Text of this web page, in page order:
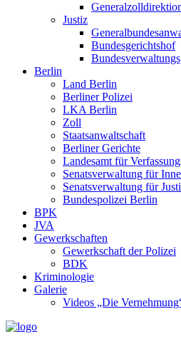
Justiz
Bundesgerichtshof
Berlin
Land Berlin
Berliner Polizei
LKA Berlin
Zoll
Staatsanwaltschaft
Berliner Gerichte
Landesamt für
Senatsverwaltung für
Senatsverwaltung für
Bundespolizei Berlin
BPK
JVA
Gewerkschaften
Gewerkschaft der Polizei
BDK
Kriminologie
Galerie
Videos „Die